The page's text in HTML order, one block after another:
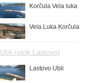
Korčula Vela luka
Vela Luka Korčula
Ubli (otok Lastovo)
Lastovo Ubli